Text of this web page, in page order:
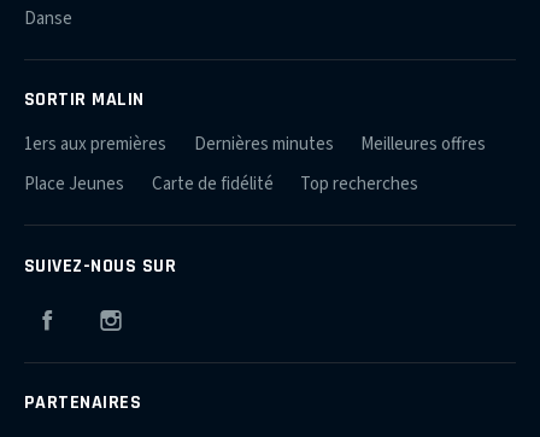
Danse
SORTIR MALIN
1ers aux premières Dernières minutes
Meilleures offres
Place Jeunes
Carte de fidélité Top recherches
SUIVEZ-NOUS SUR
Facebook
PARTENAIRES